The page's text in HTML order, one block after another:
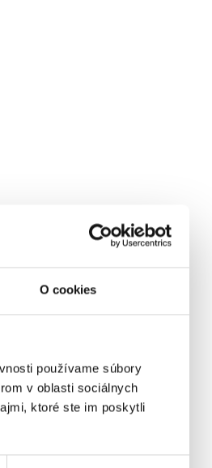
O cookies
používame súbory
v oblasti sociálnych
ktoré ste im poskytli